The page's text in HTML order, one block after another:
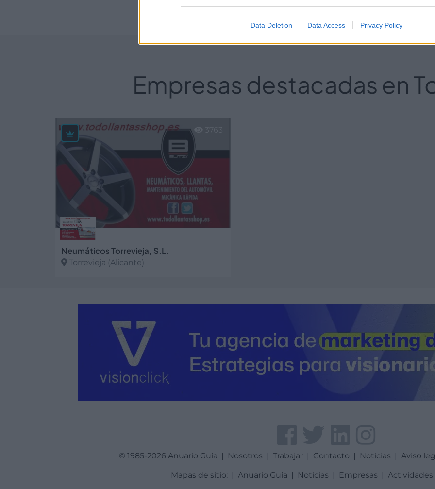
Data Deletion Data Access Privacy Policy
Empresas destacadas en
Neumáticos Torrevieja, S.L.
Torrevieja (Alicante)
© 1985-2026 Anuario Guía | Nosotros | Trabajar | Contacto | Noticias | Aviso
Mapas de sitio: | Anuario Guía | Noticias | Empresas | Actividades